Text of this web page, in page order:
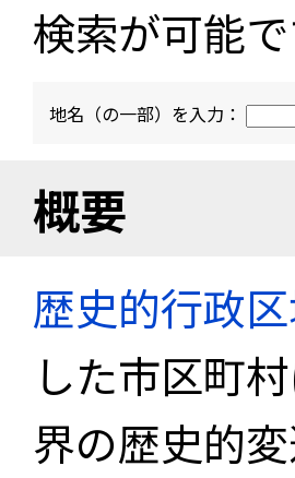
検索が可能で
地名（の一部）を入力：
概要
歴史的行政
した市区町
界の歴史的